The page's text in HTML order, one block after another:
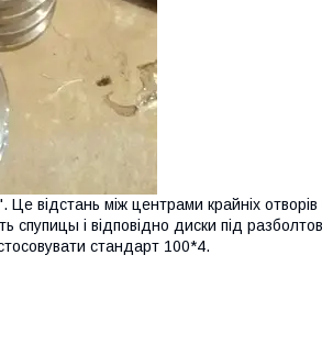
відстань між центрами крайніх отворів
спупицы і відповідно диски під
стандарт 100*4.